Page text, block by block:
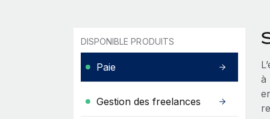
DISPONIBLE PRODUITS
Paie
Gestion des freelances
à